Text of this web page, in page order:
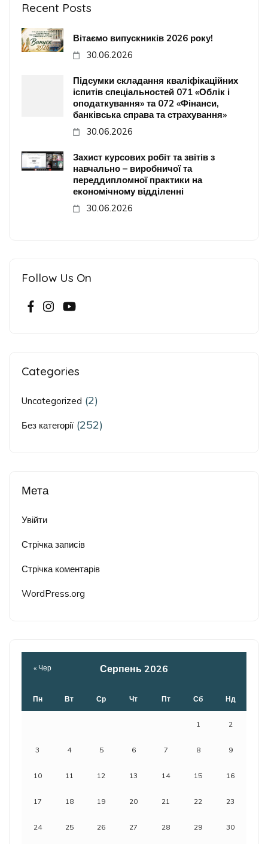
Recent Posts
Вітаємо випускників 2026 року!
30.06.2026
Підсумки складання кваліфікаційних
іспитів спеціальностей 071 «Облік і
оподаткування» та 072 «Фінанси,
банківська справа та страхування»
30.06.2026
Захист курсових робіт та звітів з
навчально – виробничої та
переддипломної практики на
економічному відділенні
30.06.2026
Follow Us On
Categories
Uncategorized (2)
Без категорії (252)
Мета
Увійти
Стрічка записів
Стрічка коментарів
WordPress.org
Серпень 2026
Пн Вт Ср Чт Пт Сб Нд
1 2
3 4 5 6 7 8 9
10 11 12 13 14 15 16
17 18 19 20 21 22 23
24 25 26 27 28 29 30
« Чер